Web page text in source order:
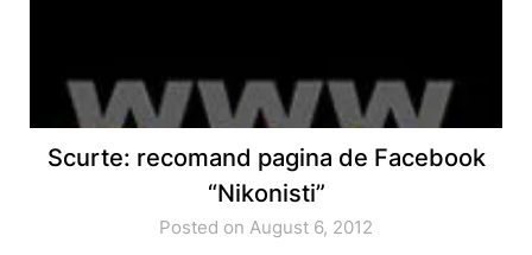
Scurte: recomand pagina de Facebook
“Nikonisti”
Posted on August 6, 2012